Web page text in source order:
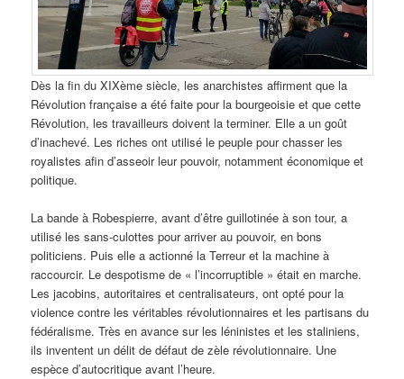
Dès la fin du XIXème siècle, les anarchistes affirment que la
Révolution française a été faite pour la bourgeoisie et que cette
Révolution, les travailleurs doivent la terminer. Elle a un goût
d’inachevé. Les riches ont utilisé le peuple pour chasser les
royalistes afin d’asseoir leur pouvoir, notamment économique et
politique.
La bande à Robespierre, avant d’être guillotinée à son tour, a
utilisé les sans-culottes pour arriver au pouvoir, en bons
politiciens. Puis elle a actionné la Terreur et la machine à
raccourcir. Le despotisme de « l’incorruptible » était en marche.
Les jacobins, autoritaires et centralisateurs, ont opté pour la
violence contre les véritables révolutionnaires et les partisans du
fédéralisme. Très en avance sur les léninistes et les staliniens,
ils inventent un délit de défaut de zèle révolutionnaire. Une
espèce d’autocritique avant l’heure.